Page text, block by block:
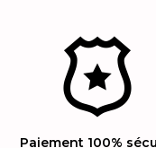
Paiement 100%